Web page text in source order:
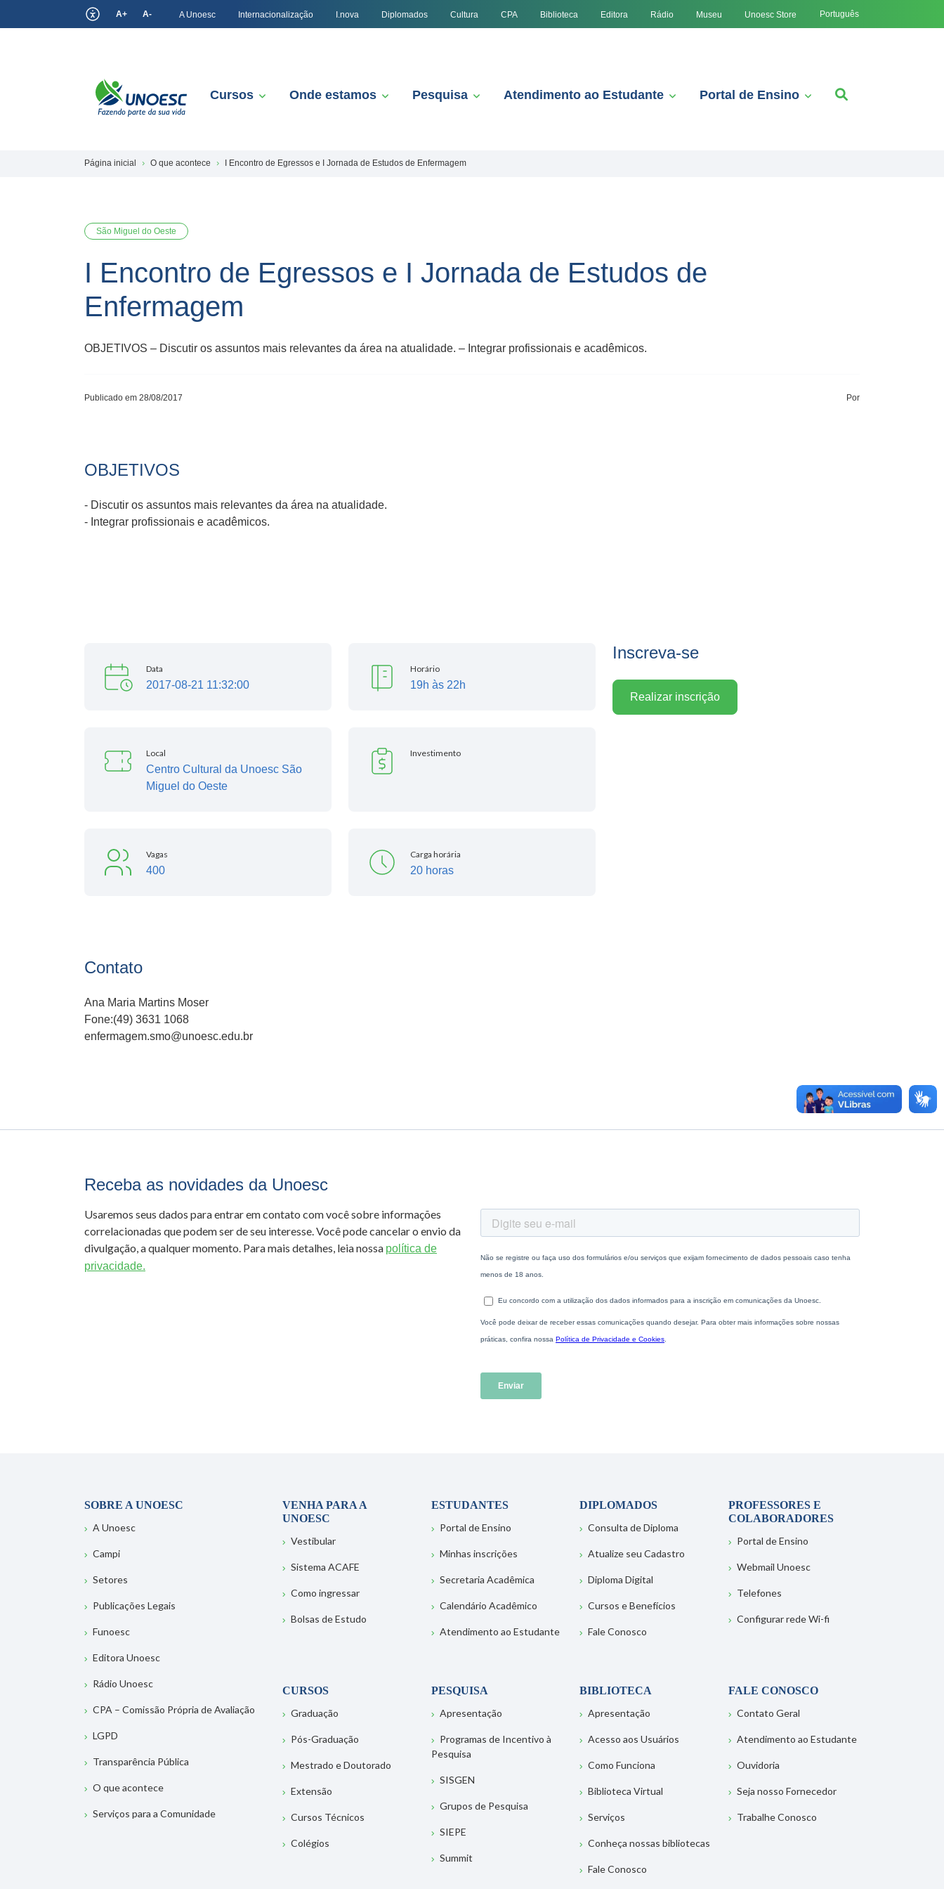
A+ A- A Unoesc Internacionalização I.nova Diplomados Cultura CPA Biblioteca Editora Rádio Museu Unoesc Store Português
Cursos Onde estamos Pesquisa Atendimento ao Estudante Portal de Ensino
Página inicial O que acontece I Encontro de Egressos e I Jornada de Estudos de Enfermagem
São Miguel do Oeste
I Encontro de Egressos e I Jornada de Estudos de
Enfermagem
OBJETIVOS – Discutir os assuntos mais relevantes da área na atualidade. – Integrar profissionais e acadêmicos.
Publicado em 28/08/2017 Por
OBJETIVOS
- Discutir os assuntos mais relevantes da área na atualidade.
- Integrar profissionais e acadêmicos.
Data
2017-08-21 11:32:00
Horário
19h às 22h
Local
Centro Cultural da Unoesc São
Miguel do Oeste
Investimento
Vagas
400
Carga horária
20 horas
Inscreva-se
Realizar inscrição
Contato
Ana Maria Martins Moser
Fone:(49) 3631 1068
enfermagem.smo@unoesc.edu.br
Receba as novidades da Unoesc
Usaremos seus dados para entrar em contato com você sobre informações
correlacionadas que podem ser de seu interesse. Você pode cancelar o envio da
divulgação, a qualquer momento. Para mais detalhes, leia nossa política de
privacidade.
SOBRE A UNOESC
A Unoesc
Campi
Setores
Publicações Legais
Funoesc
Editora Unoesc
Rádio Unoesc
CPA – Comissão Própria de Avaliação
LGPD
Transparência Pública
O que acontece
Serviços para a Comunidade
VENHA PARA A
UNOESC
Vestibular
Sistema ACAFE
Como ingressar
Bolsas de Estudo
ESTUDANTES
Portal de Ensino
Minhas inscrições
Secretaria Acadêmica
Calendário Acadêmico
Atendimento ao Estudante
DIPLOMADOS
Consulta de Diploma
Atualize seu Cadastro
Diploma Digital
Cursos e Benefícios
Fale Conosco
PROFESSORES E
COLABORADORES
Portal de Ensino
Webmail Unoesc
Telefones
Configurar rede Wi-fi
CURSOS
Graduação
Pós-Graduação
Mestrado e Doutorado
Extensão
Cursos Técnicos
Colégios
PESQUISA
Apresentação
Programas de Incentivo à
Pesquisa
SISGEN
Grupos de Pesquisa
SIEPE
Summit
BIBLIOTECA
Apresentação
Acesso aos Usuários
Como Funciona
Biblioteca Virtual
Serviços
Conheça nossas bibliotecas
Fale Conosco
FALE CONOSCO
Contato Geral
Atendimento ao Estudante
Ouvidoria
Seja nosso Fornecedor
Trabalhe Conosco